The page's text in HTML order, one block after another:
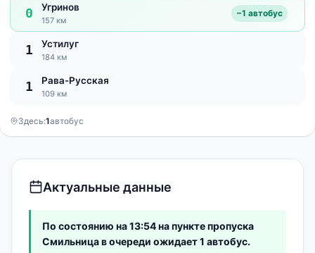
0 Угринов
157 км
−1 автобус
1 Устилуг
184 км
1 Рава-Русская
109 км
Здесь:1автобус
Актуальные данные
По состоянию на 13:54 на пункте пропуска
Смильница в очереди ожидает 1 автобус.